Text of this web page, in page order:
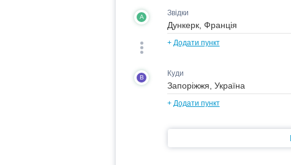
A Звідки
+ Додати пункт
B Куди
+ Додати пункт